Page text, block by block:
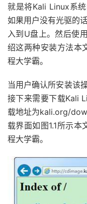
就是将Kali Linux系
如果用户没有光驱的
入到U盘上。然后使
绍这两种安装方法本
程大学霸。
当用户确认所安装该
接下来需要下载Kali
载地址为kali.org/
载界面如图1.1所示
程大学霸。